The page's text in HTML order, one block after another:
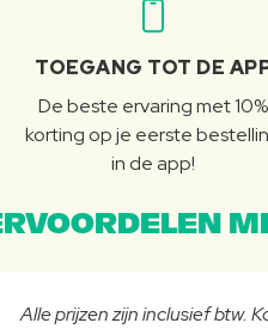
TOEGANG TOT DE
De beste ervaring met 10%
korting op je eerste
in de app!
Alle prijzen zijn inclusief btw.